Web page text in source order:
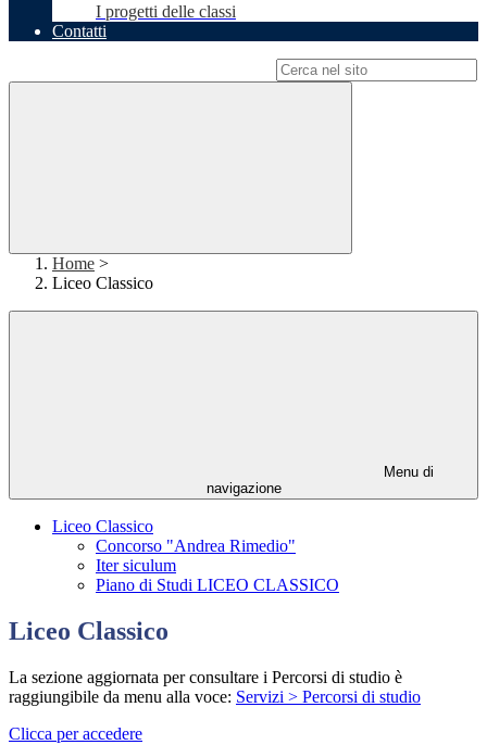
I progetti delle classi
Contatti
Home >
Liceo Classico
Menu di
navigazione
Liceo Classico
Concorso "Andrea Rimedio"
Iter siculum
Piano di Studi LICEO CLASSICO
Liceo Classico
La sezione aggiornata per consultare i Percorsi di studio è
raggiungibile da menu alla voce: Servizi > Percorsi di studio
Clicca per accedere